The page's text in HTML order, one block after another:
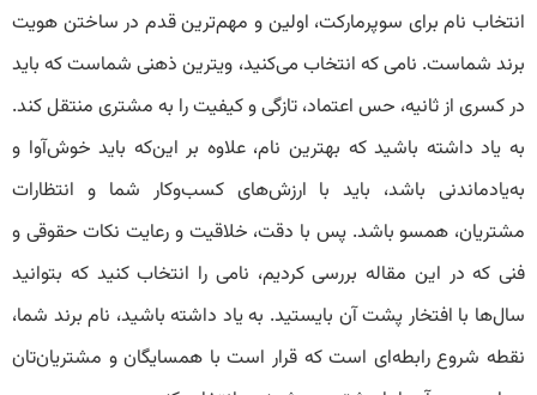
انتخاب نام برای سوپرمارکت، اولین و مهم‌ترین قدم در ساختن هویت
برند شماست. نامی که انتخاب می‌کنید، ویترین ذهنی شماست که باید
در کسری از ثانیه، حس اعتماد، تازگی و کیفیت را به مشتری منتقل کند.
به یاد داشته باشید که بهترین نام، علاوه بر این‌که باید خوش‌آوا و
به‌یادماندنی باشد، باید با ارزش‌های کسب‌وکار شما و انتظارات
مشتریان، همسو باشد. پس با دقت، خلاقیت و رعایت نکات حقوقی و
فنی که در این مقاله بررسی کردیم، نامی را انتخاب کنید که بتوانید
سال‌ها با افتخار پشت آن بایستید. به یاد داشته باشید، نام برند شما،
نقطه شروع‌‌ رابطه‌ای است که قرار است با همسایگان و مشتریان‌تان